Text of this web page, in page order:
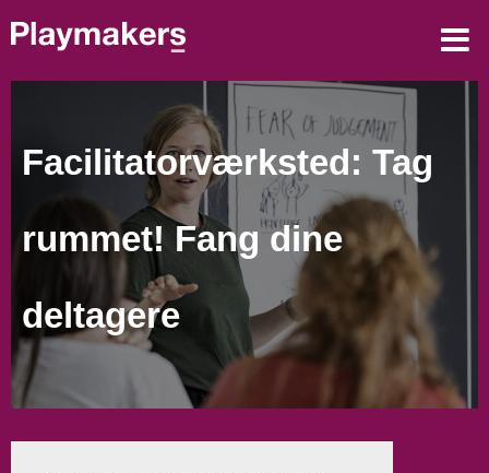
Facilitatorværksted: Tag
rummet! Fang dine
deltagere